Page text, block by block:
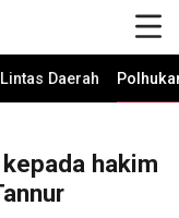
Lintas Daerah
hakim